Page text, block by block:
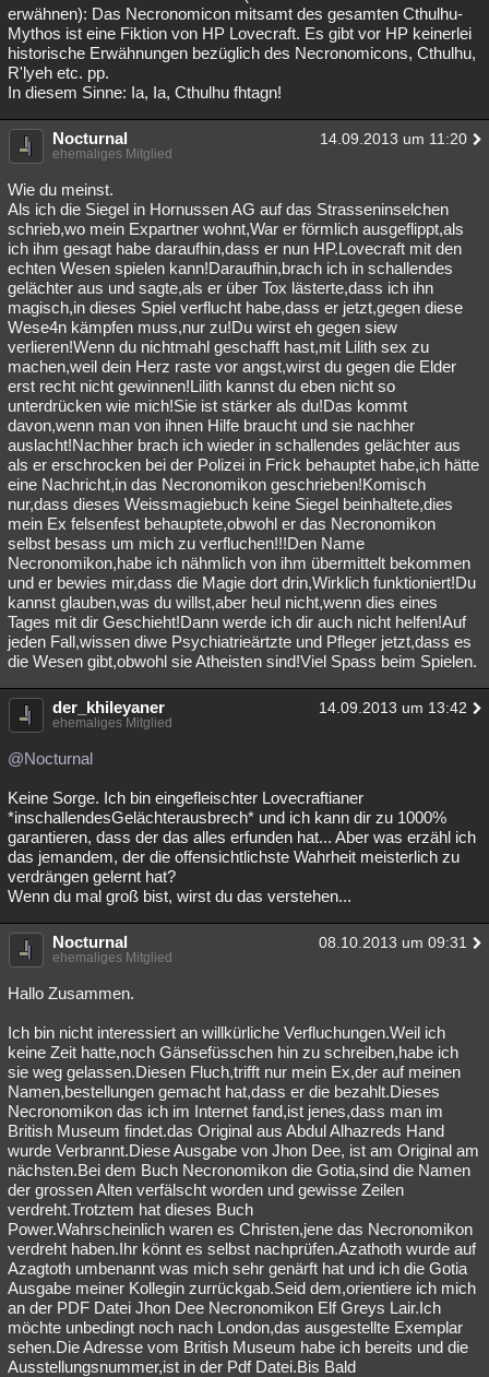
erwähnen): Das Necronomicon mitsamt des gesamten Cthulhu-
Mythos ist eine Fiktion von HP Lovecraft. Es gibt vor HP keinerlei
historische Erwähnungen bezüglich des Necronomicons, Cthulhu,
R'lyeh etc. pp.
In diesem Sinne: Ia, Ia, Cthulhu fhtagn!
Nocturnal 14.09.2013 um 11:20
ehemaliges Mitglied
Wie du meinst.
Als ich die Siegel in Hornussen AG auf das Strasseninselchen
schrieb,wo mein Expartner wohnt,War er förmlich ausgeflippt,als
ich ihm gesagt habe daraufhin,dass er nun HP.Lovecraft mit den
echten Wesen spielen kann!Daraufhin,brach ich in schallendes
gelächter aus und sagte,als er über Tox lästerte,dass ich ihn
magisch,in dieses Spiel verflucht habe,dass er jetzt,gegen diese
Wese4n kämpfen muss,nur zu!Du wirst eh gegen siew
verlieren!Wenn du nichtmahl geschafft hast,mit Lilith sex zu
machen,weil dein Herz raste vor angst,wirst du gegen die Elder
erst recht nicht gewinnen!Lilith kannst du eben nicht so
unterdrücken wie mich!Sie ist stärker als du!Das kommt
davon,wenn man von ihnen Hilfe braucht und sie nachher
auslacht!Nachher brach ich wieder in schallendes gelächter aus
als er erschrocken bei der Polizei in Frick behauptet habe,ich hätte
eine Nachricht,in das Necronomikon geschrieben!Komisch
nur,dass dieses Weissmagiebuch keine Siegel beinhaltete,dies
mein Ex felsenfest behauptete,obwohl er das Necronomikon
selbst besass um mich zu verfluchen!!!Den Name
Necronomikon,habe ich nähmlich von ihm übermittelt bekommen
und er bewies mir,dass die Magie dort drin,Wirklich funktioniert!Du
kannst glauben,was du willst,aber heul nicht,wenn dies eines
Tages mit dir Geschieht!Dann werde ich dir auch nicht helfen!Auf
jeden Fall,wissen diwe Psychiatrieärtzte und Pfleger jetzt,dass es
die Wesen gibt,obwohl sie Atheisten sind!Viel Spass beim Spielen.
der_khileyaner 14.09.2013 um 13:42
ehemaliges Mitglied
@Nocturnal
Keine Sorge. Ich bin eingefleischter Lovecraftianer
*inschallendesGelächterausbrech* und ich kann dir zu 1000%
garantieren, dass der das alles erfunden hat... Aber was erzähl ich
das jemandem, der die offensichtlichste Wahrheit meisterlich zu
verdrängen gelernt hat?
Wenn du mal groß bist, wirst du das verstehen...
Nocturnal 08.10.2013 um 09:31
ehemaliges Mitglied
Hallo Zusammen.
Ich bin nicht interessiert an willkürliche Verfluchungen.Weil ich
keine Zeit hatte,noch Gänsefüsschen hin zu schreiben,habe ich
sie weg gelassen.Diesen Fluch,trifft nur mein Ex,der auf meinen
Namen,bestellungen gemacht hat,dass er die bezahlt.Dieses
Necronomikon das ich im Internet fand,ist jenes,dass man im
British Museum findet.das Original aus Abdul Alhazreds Hand
wurde Verbrannt.Diese Ausgabe von Jhon Dee, ist am Original am
nächsten.Bei dem Buch Necronomikon die Gotia,sind die Namen
der grossen Alten verfälscht worden und gewisse Zeilen
verdreht.Trotztem hat dieses Buch
Power.Wahrscheinlich waren es Christen,jene das Necronomikon
verdreht haben.Ihr könnt es selbst nachprüfen.Azathoth wurde auf
Azagtoth umbenannt was mich sehr genärft hat und ich die Gotia
Ausgabe meiner Kollegin zurrückgab.Seid dem,orientiere ich mich
an der PDF Datei Jhon Dee Necronomikon Elf Greys Lair.Ich
möchte unbedingt noch nach London,das ausgestellte Exemplar
sehen.Die Adresse vom British Museum habe ich bereits und die
Ausstellungsnummer,ist in der Pdf Datei.Bis Bald